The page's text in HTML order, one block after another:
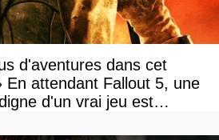
d'aventures dans cet
En attendant Fallout 5, une
d'un vrai jeu est